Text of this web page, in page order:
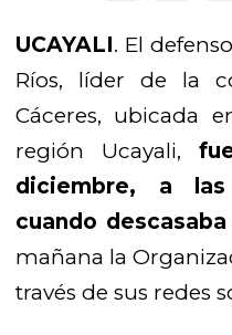
UCAYALI. El
Ríos, líder de la
Cáceres, ubicada
región Ucayali,
diciembre, a las
cuando
mañana la
través de sus redes